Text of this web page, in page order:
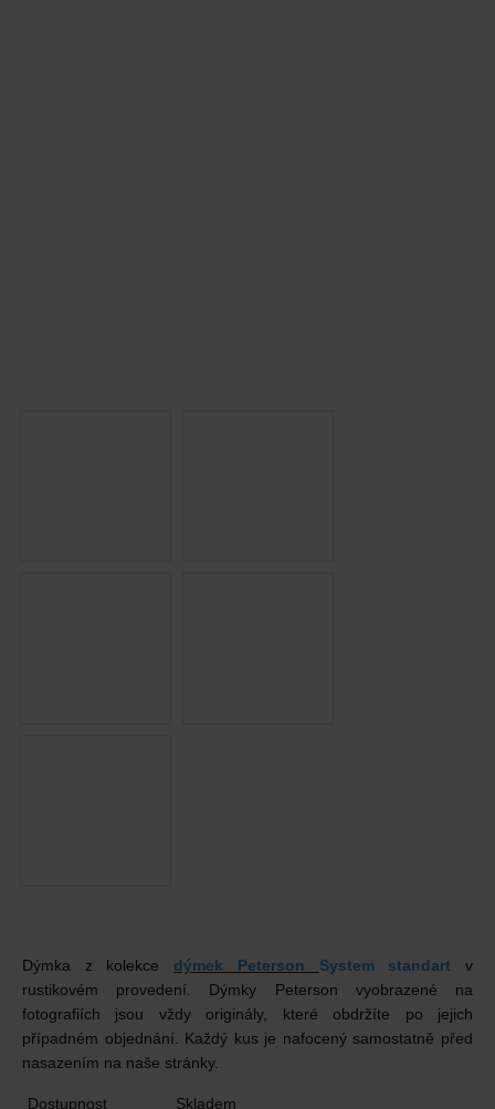
Dýmka z kolekce dýmek Peterson System standart
v
rustikovém provedení. Dýmky Peterson vyobrazené na
fotografiích jsou vždy originály, které obdržíte po jejich
případném objednání. Každý kus je nafocený samostatně před
nasazením na naše stránky.
Dostupnost Skladem